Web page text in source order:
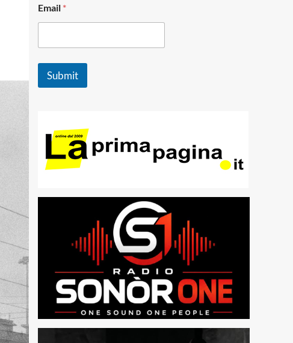
N
a
e
a
e
Email *
Submit